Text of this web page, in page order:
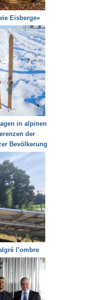
Eisberge»
in alpinen
der
Bevölkerung
l’ombre